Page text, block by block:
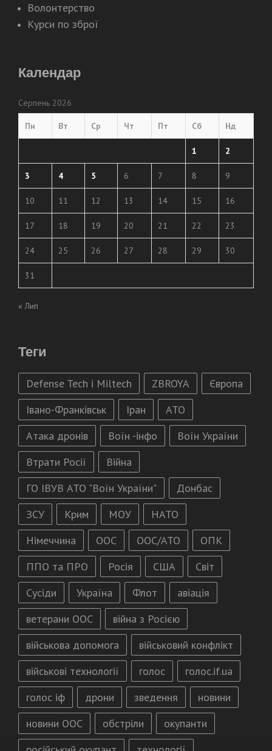
Волонтерство
Курси по зброї
Календар
Серпень 2026
Пн Вт Ср Чт Пт Сб Нд
1 2
3 4 5 6 7 8 9
10 11 12 13 14 15 16
17 18 19 20 21 22 23
24 25 26 27 28 29 30
31
« Лип
Теги
Defense Tech і Miltech ZBROYA
Європа
Івано-Франківськ
Іран
АТО
Атака дронів
Воїн -інфо
Воїн України
Втрати Росії
Війна
ГО ІВУВ АТО "Воїн України"
Донбас
ЗСУ
Крим МОУ
НАТО
Німеччина
ООС ООС/АТО
ОПК
ППО та ПРО
Росія США
Світ
Сусіди
Україна Флот
авіація
ветерани ООС
війна з Росією
військова допомога
військовий конфлікт
військові технології
голос
голос.if.ua
голос іф
дрони зведення
новини
новини ООС
обстріли
окупанти